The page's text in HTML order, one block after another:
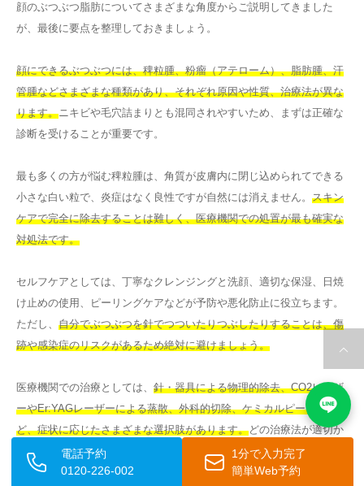
顔のぶつぶつ脂肪についてさまざまな角度からご説明してきました
が、最後に要点を整理しておきましょう。
顔にできるぶつぶつには、稗粒腫、粉瘤（アテローム）、脂肪腫、汗
管腫などさまざまな種類があり、それぞれ原因や性質、治療法が異な
ります。ニキビや毛穴詰まりとも混同されやすいため、まずは正確な
診断を受けることが重要です。
最も多くの方が悩む稗粒腫は、角質が皮膚内に閉じ込められてできる
小さな白い粒で、炎症はなく良性ですが自然には消えません。 スキン
ケアで完全に除去することは難しく、医療機関での処置が最も確実な
対処法です。
セルフケアとしては、丁寧なクレンジングと洗顔、適切な保湿、日焼
け止めの使用、ピーリングケアなどが予防や悪化防止に役立ちます。
ただし、 自分でぶつぶつを針でつついたりつぶしたりすることは、傷
跡や感染症のリスクがあるため絶対に避けましょう。
医療機関での治療としては、 針・器具による物理的除去、CO2レーザ
ーやEr:YAGレーザーによる蒸散、外科的切除、ケミカルピーリングな
ど、症状に応じたさまざまな選択肢があります。どの治療法が適切か
は専門医による診断をもとに判断されます。
電話予約
0120-226-002
1分で入力完了
簡単Web予約